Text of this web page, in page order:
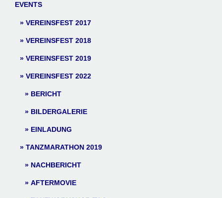
EVENTS
VEREINSFEST 2017
VEREINSFEST 2018
VEREINSFEST 2019
VEREINSFEST 2022
BERICHT
BILDERGALERIE
EINLADUNG
TANZMARATHON 2019
NACHBERICHT
AFTERMOVIE